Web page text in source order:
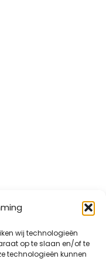
wij technologieën
op te slaan en/of te
technologieën kunnen